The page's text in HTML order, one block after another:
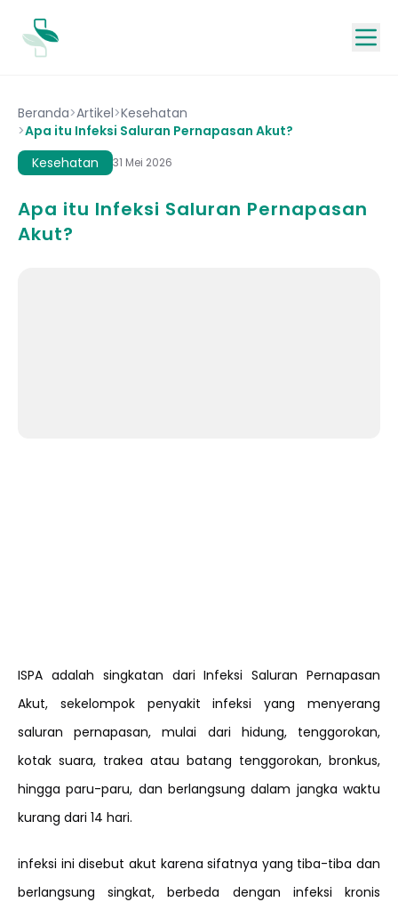
Beranda>Artikel>Kesehatan
>Apa itu Infeksi Saluran Pernapasan Akut?
Kesehatan
31 Mei 2026
Apa itu Infeksi Saluran Pernapasan
Akut?
ISPA adalah singkatan dari Infeksi Saluran Pernapasan
Akut, sekelompok penyakit infeksi yang menyerang
saluran pernapasan, mulai dari hidung, tenggorokan,
kotak suara, trakea atau batang tenggorokan, bronkus,
hingga paru-paru, dan berlangsung dalam jangka waktu
kurang dari 14 hari.
infeksi ini disebut akut karena sifatnya yang tiba-tiba dan
berlangsung singkat, berbeda dengan infeksi kronis